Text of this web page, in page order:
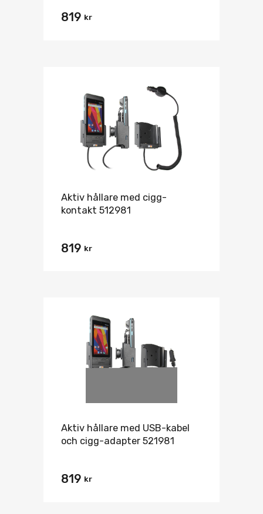
819 kr
Aktiv hållare med cigg-
kontakt 512981
819 kr
Aktiv hållare med USB-kabel
och cigg-adapter 521981
819 kr